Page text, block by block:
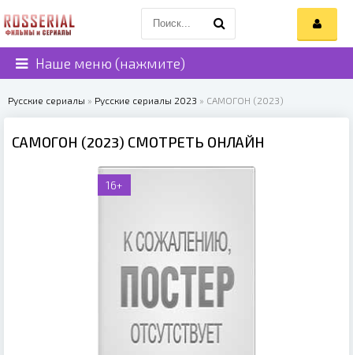
Наше меню (нажмите)
Русские сериалы » Русские сериалы 2023 » САМОГОН (2023)
САМОГОН (2023) СМОТРЕТЬ ОНЛАЙН
16+